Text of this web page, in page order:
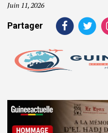
Juin 11, 2026
Partager